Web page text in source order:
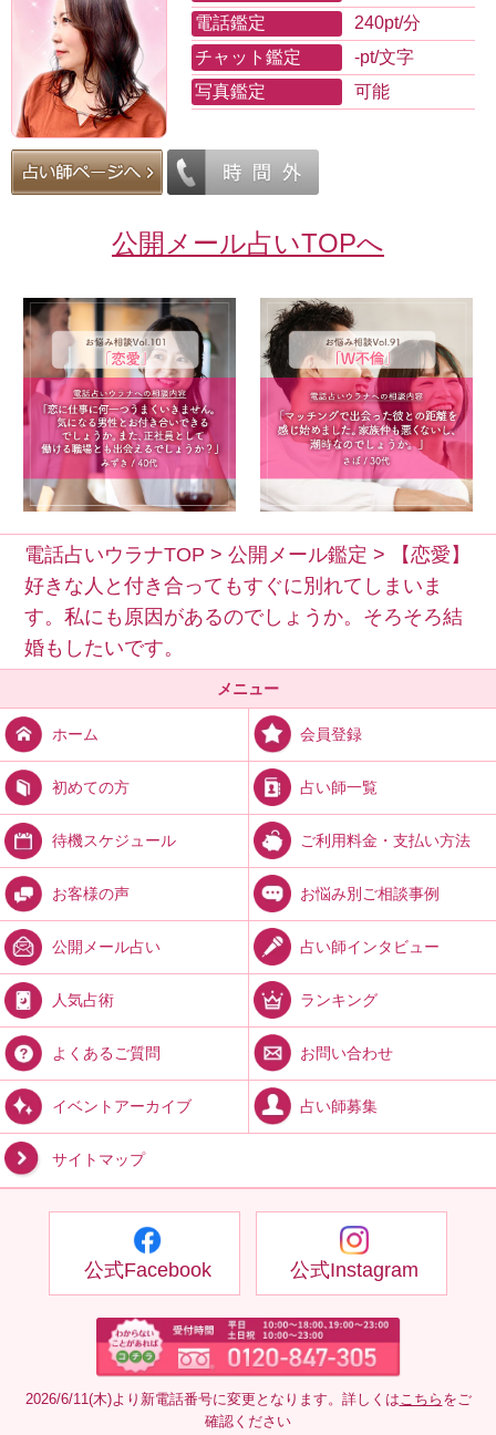
電話鑑定
240pt/分
チャット鑑定
-pt/文字
写真鑑定
可能
公開メール占いTOPへ
電話占いウラナTOP >公開メール鑑定 >
【恋愛】
好きな人と付き合ってもすぐに別れてしまいま
す。私にも原因があるのでしょうか。そろそろ結
婚もしたいです。
メニュー
ホーム 会員登録
初めての方 占い師一覧
待機スケジュール ご利用料金・支払い方法
お客様の声 お悩み別ご相談事例
公開メール占い 占い師インタビュー
人気占術 ランキング
よくあるご質問 お問い合わせ
イベントアーカイブ 占い師募集
サイトマップ
公式Facebook 公式Instagram
2026/6/11(木)より新電話番号に変更となります。詳しくはこちら をご
確認ください